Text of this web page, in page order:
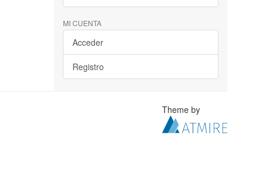
MI CUENTA
Acceder
Registro
Theme by